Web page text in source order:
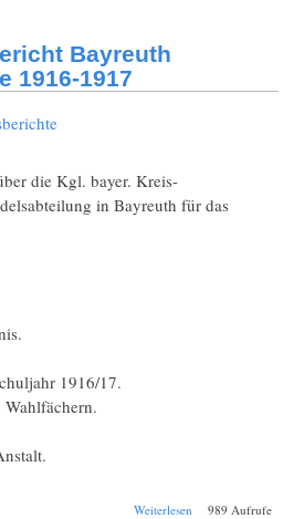
Bayreuth
1916-1917
die Kgl. bayer. Kreis-
in Bayreuth für das
1916/17.
Weiterlesen über Schul-
989 Aufrufe